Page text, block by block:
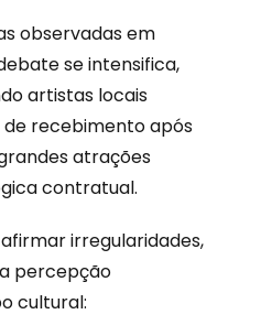
observadas em
se intensifica,
artistas locais
recebimento após
atrações
contratual.
irregularidades,
percepção
cultural: